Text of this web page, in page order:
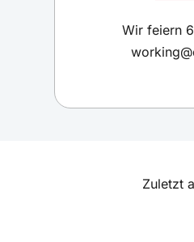
die Postbearbeitung im
Wir feiern
Zuletzt